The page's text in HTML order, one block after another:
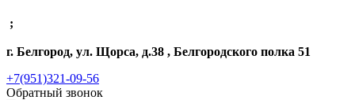
;
г. Белгород, ул. Щорса, д.38 , Белгородского полка 51
+7(951)321-09-56
Обратный звонок